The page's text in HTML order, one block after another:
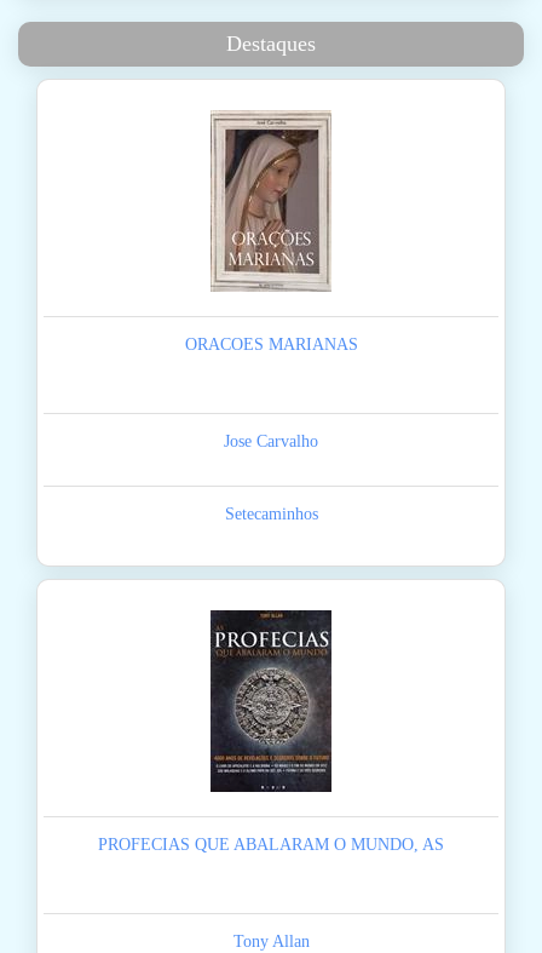
Destaques
ORACOES MARIANAS
Jose Carvalho
Setecaminhos
PROFECIAS QUE ABALARAM O MUNDO, AS
Tony Allan